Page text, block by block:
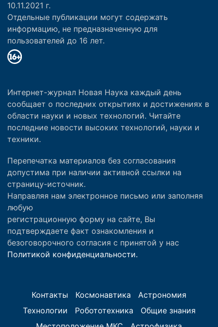
10.11.2021 г.
Отдельные публикации могут содержать
информацию, не предназначенную для
пользователей до 16 лет.
Интернет-журнал Новая Наука каждый день
сообщает о последних открытиях и достижениях в
области науки и новых технологий. Читайте
последние новости высоких технологий, науки и
техники.
Перепечатка материалов без согласования
допустима при наличии активной ссылки на
страницу-источник.
Направляя нам электронное письмо или заполняя
любую
регистрационную форму на сайте, Вы
подтверждаете факт ознакомления и
безоговорочного согласия с принятой у нас
Политикой конфиденциальности.
Контакты Космонавтика
Астрономия
Технологии
Робототехника
Общие знания